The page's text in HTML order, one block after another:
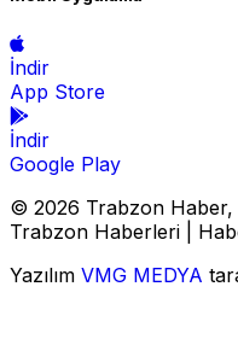
İndir
App Store
İndir
Google Play
© 2026 Trabzon
Trabzon Haberleri |
Yazılım VMG MEDYA